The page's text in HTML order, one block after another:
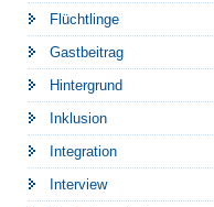
Flüchtlinge
Gastbeitrag
Hintergrund
Inklusion
Integration
Interview